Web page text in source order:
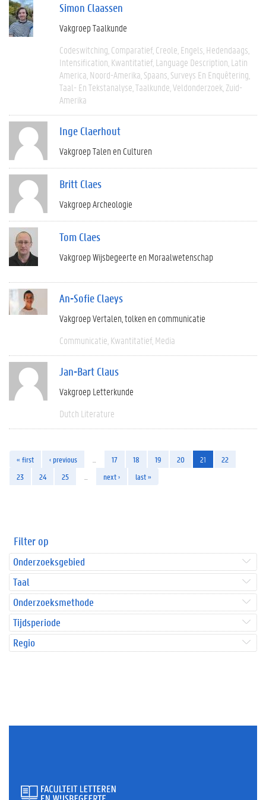
Simon Claassen
Vakgroep Taalkunde
Codeswitching Comparatief Creole Engels Hedendaags
Intensification Kwantitatief Language Description Latin
America Noord-Amerika Spaans Surveys En Enquêtering
Taal- En Tekstanalyse Taalkunde Veldonderzoek Zuid-
Amerika
Inge Claerhout
Vakgroep Talen en Culturen
Britt Claes
Vakgroep Archeologie
Tom Claes
Vakgroep Wijsbegeerte en Moraalwetenschap
An-Sofie Claeys
Vakgroep Vertalen, tolken en communicatie
Communicatie Kwantitatief Media
Jan-Bart Claus
Vakgroep Letterkunde
Dutch Literature
« first ‹ previous 17 18 19 20 21
22
23
24 25 next › last »
Filter op
Onderzoeksgebied
Taal
Onderzoeksmethode
Tijdsperiode
Regio